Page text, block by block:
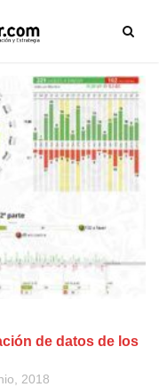
de datos de los
2018